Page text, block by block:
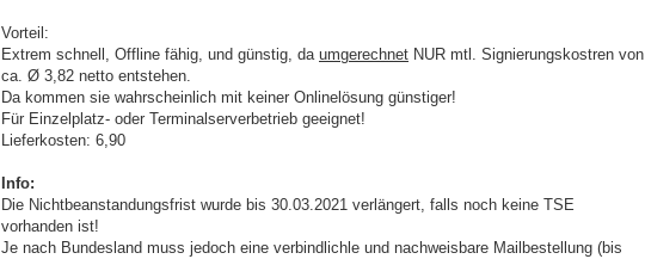
Vorteil:
Extrem schnell, Offline fähig, und günstig, da umgerechnet NUR mtl. Signierungskostren von
ca. Ø 3,82 netto entstehen.
Da kommen sie wahrscheinlich mit keiner Onlinelösung günstiger!
Für Einzelplatz- oder Terminalserverbetrieb geeignet!
Lieferkosten: 6,90
Info:
Die Nichtbeanstandungsfrist wurde bis 30.03.2021 verlängert, falls noch keine TSE
vorhanden ist!
Je nach Bundesland muss jedoch eine verbindlichle und nachweisbare Mailbestellung (bis